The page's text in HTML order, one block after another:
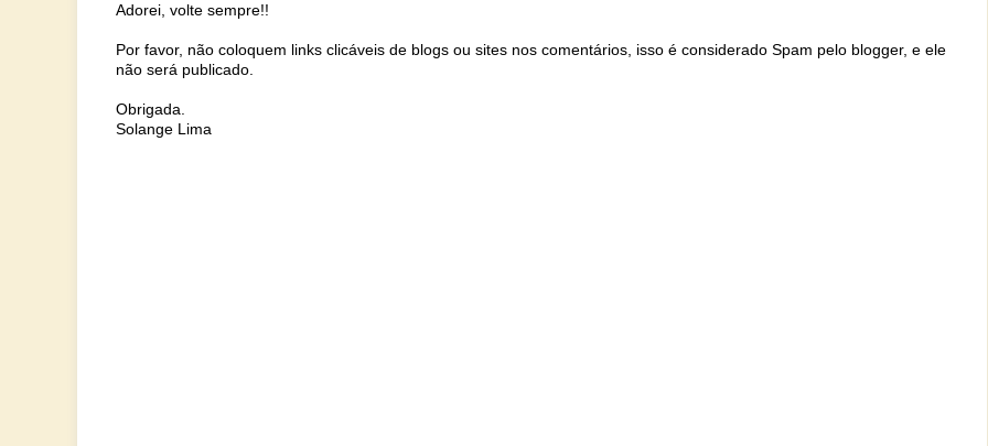
Adorei, volte sempre!!
Por favor, não coloquem links clicáveis de blogs ou sites nos comentários, isso é considerado Spam pelo blogger, e ele
não será publicado.
Obrigada.
Solange Lima